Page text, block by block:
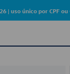
| uso único por CPF ou